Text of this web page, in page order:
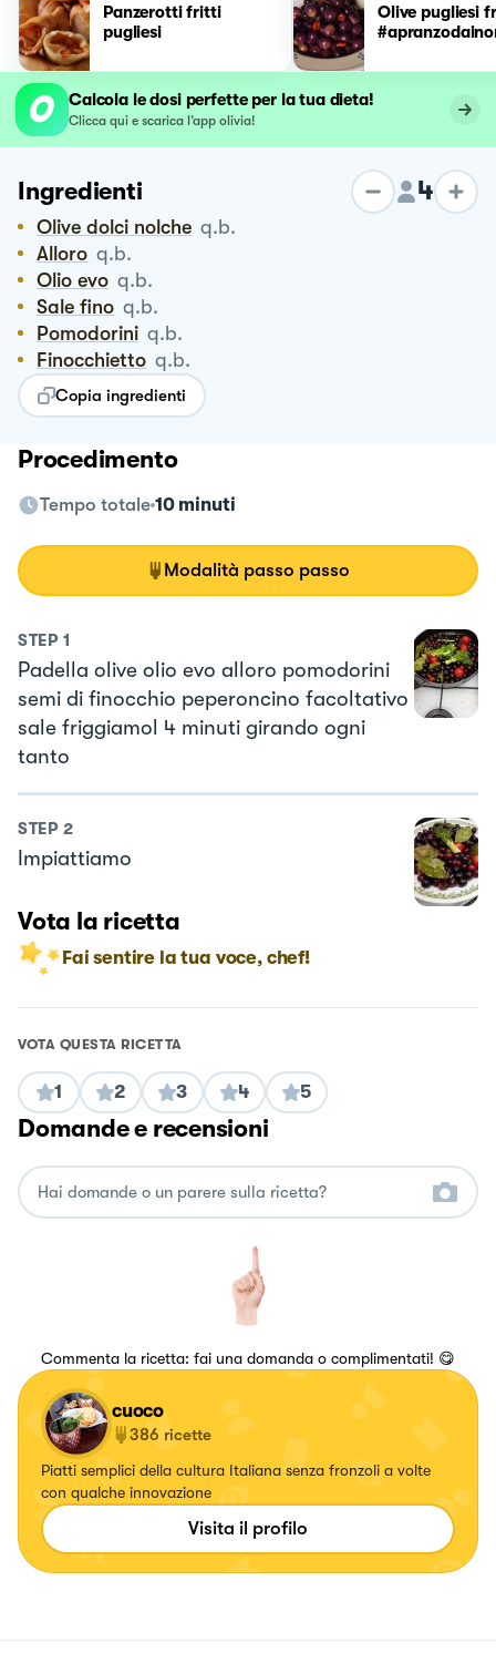
Panzerotti fritti
pugliesi
Olive pugliesi
Calcola le dosi perfette per la tua dieta!
Clicca qui e scarica l’app olivia!
Ingredienti 4
Olive dolci nolche q.b.
Alloro q.b.
Olio evo q.b.
Sale fino q.b.
Pomodorini q.b.
Finocchietto q.b.
Copia ingredienti
Procedimento
Tempo totale 10 minuti
Modalità passo passo
STEP 1
Padella olive olio evo alloro pomodorini
semi di finocchio peperoncino facoltativo
sale friggiamol 4 minuti girando ogni
tanto
STEP 2
Impiattiamo
Vota la ricetta
Fai sentire la tua voce, chef!
VOTA QUESTA RICETTA
1 2 3 4 5
Domande e recensioni
Commenta la ricetta: fai una domanda o complimentati! 😋
cuoco
386 ricette
Piatti semplici della cultura Italiana senza fronzoli a volte
con qualche innovazione
Visita il profilo